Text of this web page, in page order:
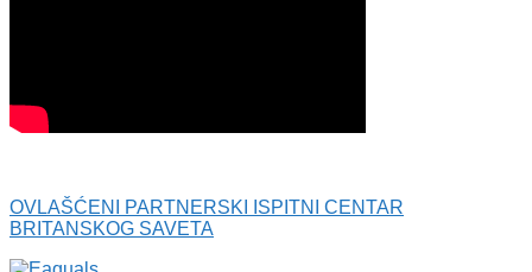
OVLAŠĆENI PARTNERSKI ISPITNI CENTAR
BRITANSKOG SAVETA